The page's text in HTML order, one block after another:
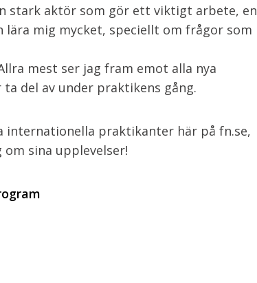
stark aktör som gör ett viktigt arbete, en
mig mycket, speciellt om frågor som
mest ser jag fram emot alla nya
del av under praktikens gång.
internationella praktikanter här på fn.se,
sina upplevelser!